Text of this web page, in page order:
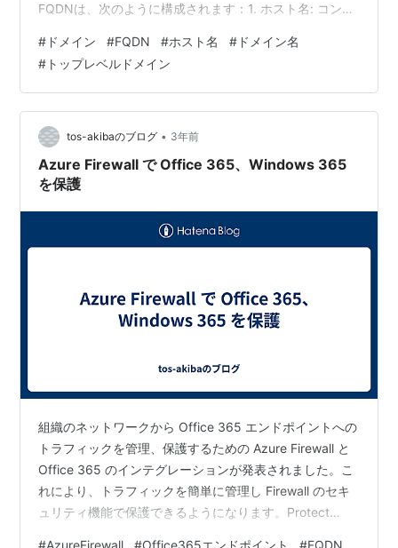
FQDNは、次のように構成されます：1. ホスト名: コンピ
内のサブドメインを示します。 3. トップレベルドメイン
（TLD）: 最上位のドメイン名（例：.com, .org, .net）。
例えば、「www.example.com」というFQDNは、次のよ
うに分解できます： www（ホスト名） ex…
# ドメイン #FQDN #ホスト名 # ドメイン名
# トップレベルドメイン
tos-akibaのブログ • 3年前
Azure Firewall で Office 365、Windows 365
を保護
組織のネットワークから Office 365 エンドポイントへの
トラフィックを管理、保護するための Azure Firewall と
Office 365 のインテグレーションが発表されました。こ
れにより、トラフィックを簡単に管理し Firewall のセキ
ュリティ機能で保護できるようになります。Protect
#AzureFirewall #Office365エンドポイント #FQDN